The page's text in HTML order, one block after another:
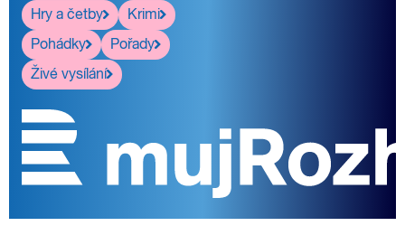
Hry a četby
Krimi
Pohádky
Pořady
Živé vysílání